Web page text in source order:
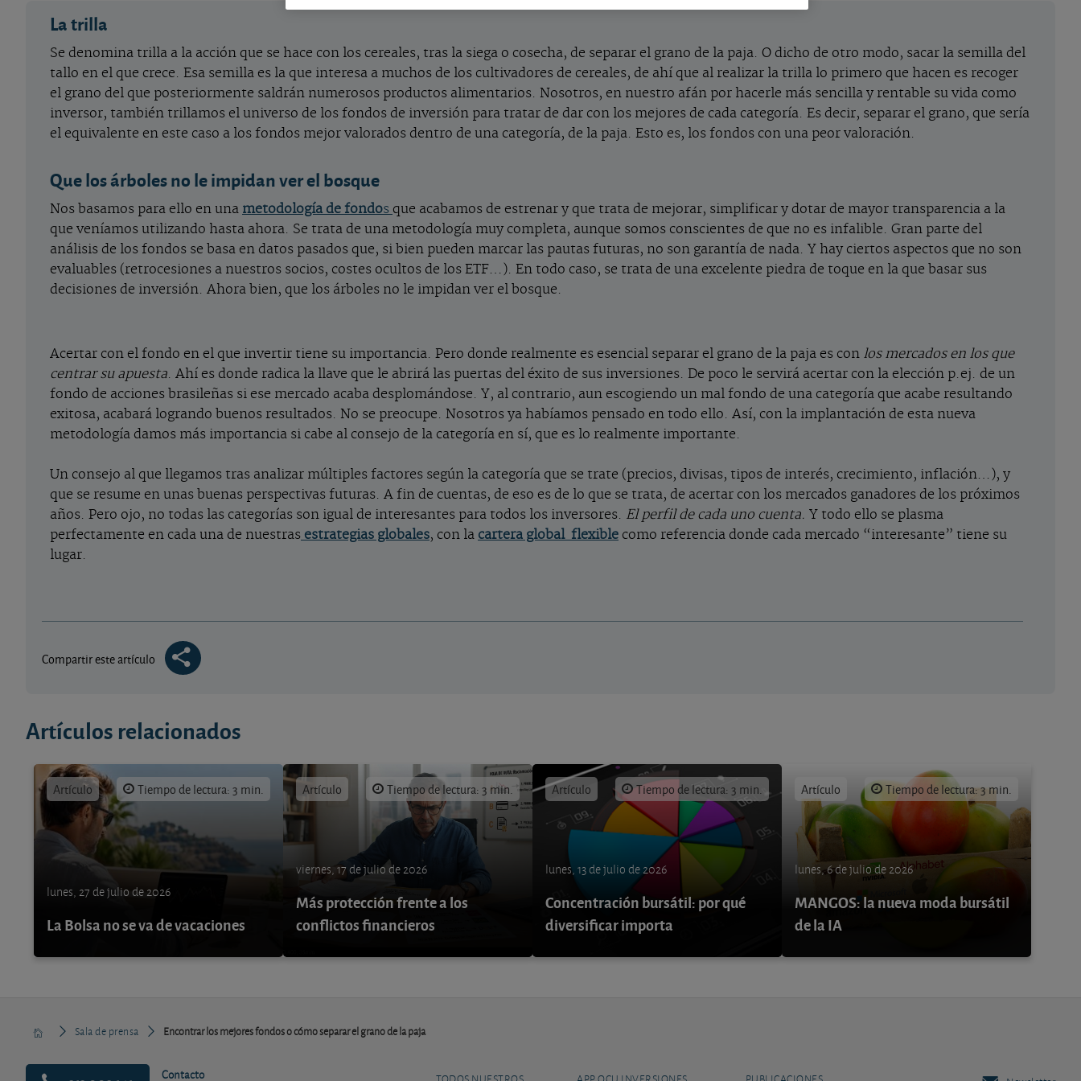
La trilla
Se denomina trilla a la acción que se hace con los cereales, tras la siega o cosecha, de separar el grano de la paja. O dicho de otro modo, sacar la semilla del
tallo en el que crece. Esa semilla es la que interesa a muchos de los cultivadores de cereales, de ahí que al realizar la trilla lo primero que hacen es recoger
el grano del que posteriormente saldrán numerosos productos alimentarios. Nosotros, en nuestro afán por hacerle más sencilla y rentable su vida como
inversor, también trillamos el universo de los fondos de inversión para tratar de dar con los mejores de cada categoría. Es decir, separar el grano, que sería
el equivalente en este caso a los fondos mejor valorados dentro de una categoría, de la paja. Esto es, los fondos con una peor valoración.
Que los árboles no le impidan ver el bosque
Nos basamos para ello en una metodología de fondos que acabamos de estrenar y que trata de mejorar, simplificar y dotar de mayor transparencia a la
que veníamos utilizando hasta ahora. Se trata de una metodología muy completa, aunque somos conscientes de que no es infalible. Gran parte del
análisis de los fondos se basa en datos pasados que, si bien pueden marcar las pautas futuras, no son garantía de nada. Y hay ciertos aspectos que no son
evaluables (retrocesiones a nuestros socios, costes ocultos de los ETF…). En todo caso, se trata de una excelente piedra de toque en la que basar sus
decisiones de inversión. Ahora bien, que los árboles no le impidan ver el bosque.
Acertar con el fondo en el que invertir tiene su importancia. Pero donde realmente es esencial separar el grano de la paja es con los mercados en los que
centrar su apuesta. Ahí es donde radica la llave que le abrirá las puertas del éxito de sus inversiones. De poco le servirá acertar con la elección p.ej. de un
fondo de acciones brasileñas si ese mercado acaba desplomándose. Y, al contrario, aun escogiendo un mal fondo de una categoría que acabe resultando
exitosa, acabará logrando buenos resultados. No se preocupe. Nosotros ya habíamos pensado en todo ello. Así, con la implantación de esta nueva
metodología damos más importancia si cabe al consejo de la categoría en sí, que es lo realmente importante.
Un consejo al que llegamos tras analizar múltiples factores según la categoría que se trate (precios, divisas, tipos de interés, crecimiento, inflación…), y
que se resume en unas buenas perspectivas futuras. A fin de cuentas, de eso es de lo que se trata, de acertar con los mercados ganadores de los próximos
años. Pero ojo, no todas las categorías son igual de interesantes para todos los inversores. El perfil de cada uno cuenta. Y todo ello se plasma
perfectamente en cada una de nuestras estrategias globales, con la cartera global flexible como referencia donde cada mercado “interesante” tiene su
lugar.
Compartir este artículo
Artículos relacionados
Artículo Tiempo de lectura: 3 min.
lunes, 27 de julio de 2026
La Bolsa no se va de vacaciones
Artículo Tiempo de lectura: 3 min.
viernes, 17 de julio de 2026
Más protección frente a los
conflictos financieros
Artículo Tiempo de lectura: 3 min.
lunes, 13 de julio de 2026
Concentración bursátil: por qué
diversificar importa
Artículo Tiempo de lectura: 3 min.
lunes, 6 de julio de 2026
MANGOS: la nueva moda bursátil
de la IA
Sala de prensa Encontrar los mejores fondos o cómo separar el grano de la paja
Contacto